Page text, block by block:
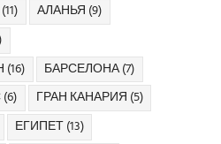
(11) АЛАНЬЯ (9)
(16) БАРСЕЛОНА(7)
(6) ГРАН КАНАРИЯ (5)
ЕГИПЕТ(13)